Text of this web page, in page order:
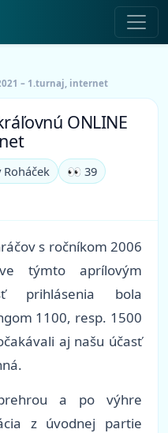
– 1.turnaj, internet
ONLINE
👀 39
s ročníkom 2006
týmto aprílovým
prihlásenia bola
1100, resp. 1500
aj našu účasť
a po výhre
z úvodnej partie